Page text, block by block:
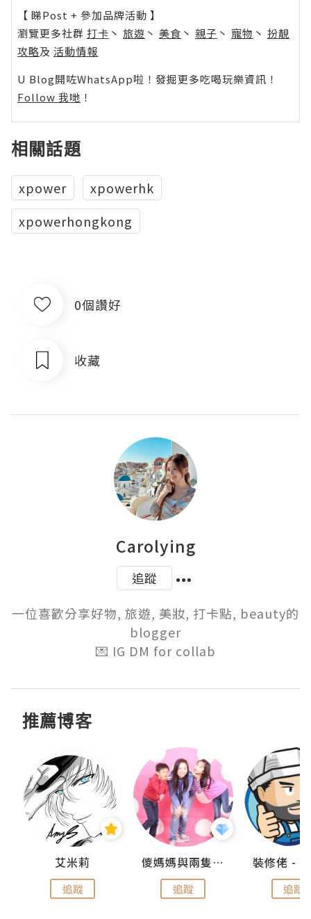
【 睇Post + 參加品牌活動 】
瀏覽更多社群 打卡 丶 旅遊 丶 美食 丶 親子 丶 寵物 丶 扮靚
攻略及 活動情報
U Blog開咗WhatsApp啦！發掘更多吃喝玩樂資訊！
Follow 我哋 ！
相關話題
xpower
xpowerhk
xpowerhongkong
0個讚好
收藏
Carolying
追蹤
一位喜歡分享好物, 旅遊, 美妝, 打卡點, beauty的
blogger
💌 IG DM for collab
推薦博客
艾米莉
追蹤
儍媽媽與兩隻小魔怪之家
追蹤 追蹤